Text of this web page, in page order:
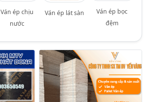
Ván ép chịu
nước
Ván ép lát sàn
Ván ép bọc
đệm